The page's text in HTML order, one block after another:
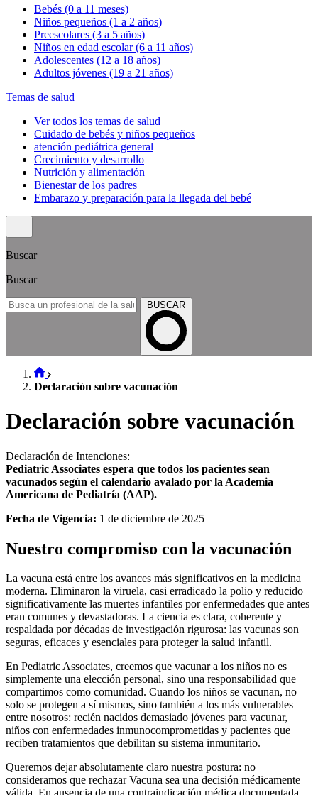
Bebés (0 a 11 meses)
Niños pequeños (1 a 2 años)
Preescolares (3 a 5 años)
Niños en edad escolar (6 a 11 años)
Adolescentes (12 a 18 años)
Adultos jóvenes (19 a 21 años)
Temas de salud
Ver todos los temas de salud
Cuidado de bebés y niños pequeños
atención pediátrica general
Crecimiento y desarrollo
Nutrición y alimentación
Bienestar de los padres
Embarazo y preparación para la llegada del bebé
Buscar
Buscar
BUSCAR
Declaración sobre vacunación
Declaración sobre vacunación
Declaración de Intenciones:
Pediatric Associates espera que todos los pacientes sean
vacunados según el calendario avalado por la Academia
Americana de Pediatría (AAP).
Fecha de Vigencia: 1 de diciembre de 2025
Nuestro compromiso con la vacunación
La vacuna está entre los avances más significativos en la medicina
moderna. Eliminaron la viruela, casi erradicado la polio y reducido
significativamente las muertes infantiles por enfermedades que antes
eran comunes y devastadoras. La ciencia es clara, coherente y
respaldada por décadas de investigación rigurosa: las vacunas son
seguras, eficaces y esenciales para proteger la salud infantil.
En Pediatric Associates, creemos que vacunar a los niños no es
simplemente una elección personal, sino una responsabilidad que
compartimos como comunidad. Cuando los niños se vacunan, no
solo se protegen a sí mismos, sino también a los más vulnerables
entre nosotros: recién nacidos demasiado jóvenes para vacunar,
niños con enfermedades inmunocomprometidas y pacientes que
reciben tratamientos que debilitan su sistema inmunitario.
Queremos dejar absolutamente claro nuestra postura: no
consideramos que rechazar Vacuna sea una decisión médicamente